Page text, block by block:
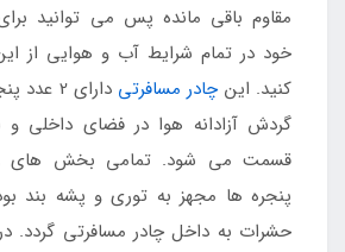
مقاوم باقی مانده پس می توانید
خود در تمام شرایط آب و هوایی از
کنید. اینچادر مسافرتی
دارای 2
گردش آزادانه هوا در فضای داخلی و
قسمت می شود. تمامی بخش های
پنجره ها مجهز به توری و پشه بند
حشرات به داخل چادر مسافرتی گردد.